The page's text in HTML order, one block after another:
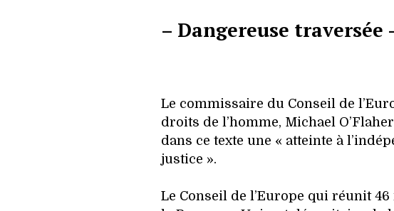
– Dangereuse traversée
Le commissaire du Conseil de
droits de l’homme, Michael
dans ce texte une « atteinte à
justice ».
Le Conseil de l’Europe qui réunit